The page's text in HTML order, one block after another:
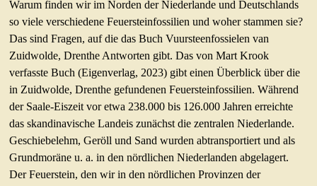
Warum finden wir im Norden der Niederlande und Deutschlands
so viele verschiedene Feuersteinfossilien und woher stammen sie?
Das sind Fragen, auf die das Buch Vuursteenfossielen van
Zuidwolde, Drenthe Antworten gibt. Das von Mart Krook
verfasste Buch (Eigenverlag, 2023) gibt einen Überblick über die
in Zuidwolde, Drenthe gefundenen Feuersteinfossilien. Während
der Saale-Eiszeit vor etwa 238.000 bis 126.000 Jahren erreichte
das skandinavische Landeis zunächst die zentralen Niederlande.
Geschiebelehm, Geröll und Sand wurden abtransportiert und als
Grundmoräne u. a. in den nördlichen Niederlanden abgelagert.
Der Feuerstein, den wir in den nördlichen Provinzen der